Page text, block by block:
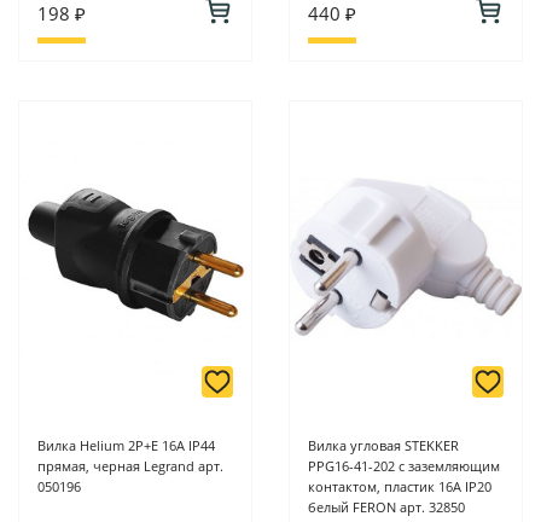
198 ₽ 440 ₽
Вилка Helium 2Р+Е 16А IP44
прямая, черная Legrand арт.
050196
Вилка угловая STEKKER
PPG16-41-202 с заземляющим
контактом, пластик 16A IP20
белый FERON арт. 32850